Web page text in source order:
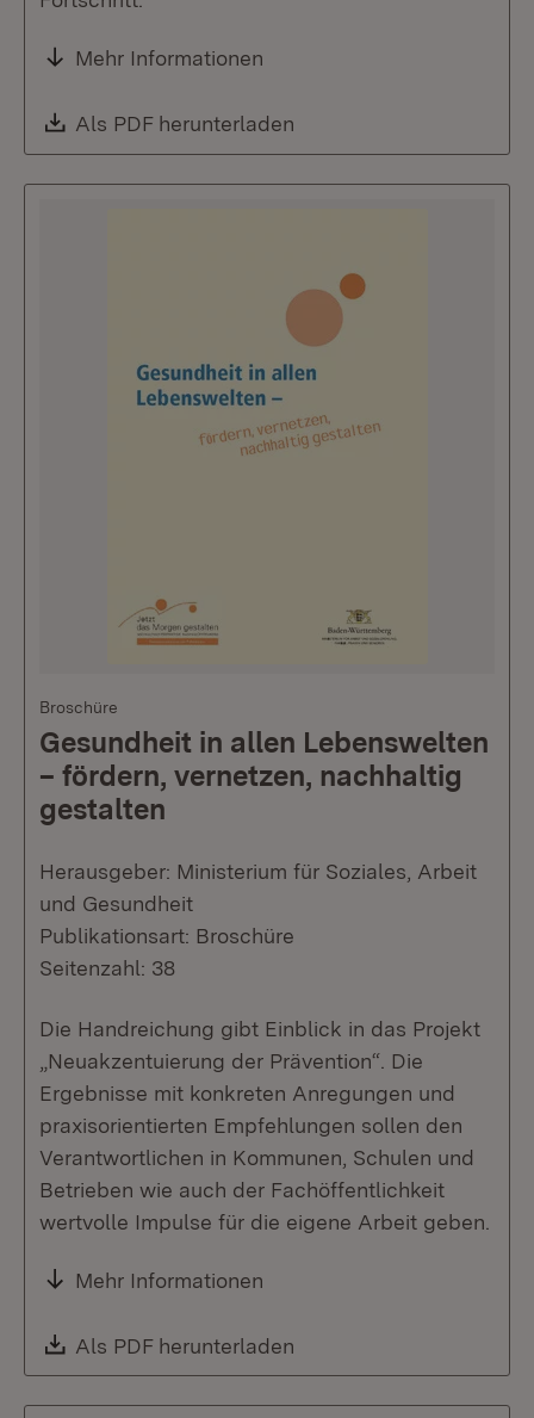
Mehr Informationen
Download:
Als PDF herunterladen
Broschüre
Gesundheit in allen Lebenswelten
– fördern, vernetzen, nachhaltig
gestalten
Herausgeber: Ministerium für Soziales, Arbeit
und Gesundheit
Publikationsart: Broschüre
Seitenzahl: 38
Die Handreichung gibt Einblick in das Projekt
„Neuakzentuierung der Prävention“. Die
Ergebnisse mit konkreten Anregungen und
praxisorientierten Empfehlungen sollen den
Verantwortlichen in Kommunen, Schulen und
Betrieben wie auch der Fachöffentlichkeit
wertvolle Impulse für die eigene Arbeit geben.
Mehr Informationen
Download:
Als PDF herunterladen